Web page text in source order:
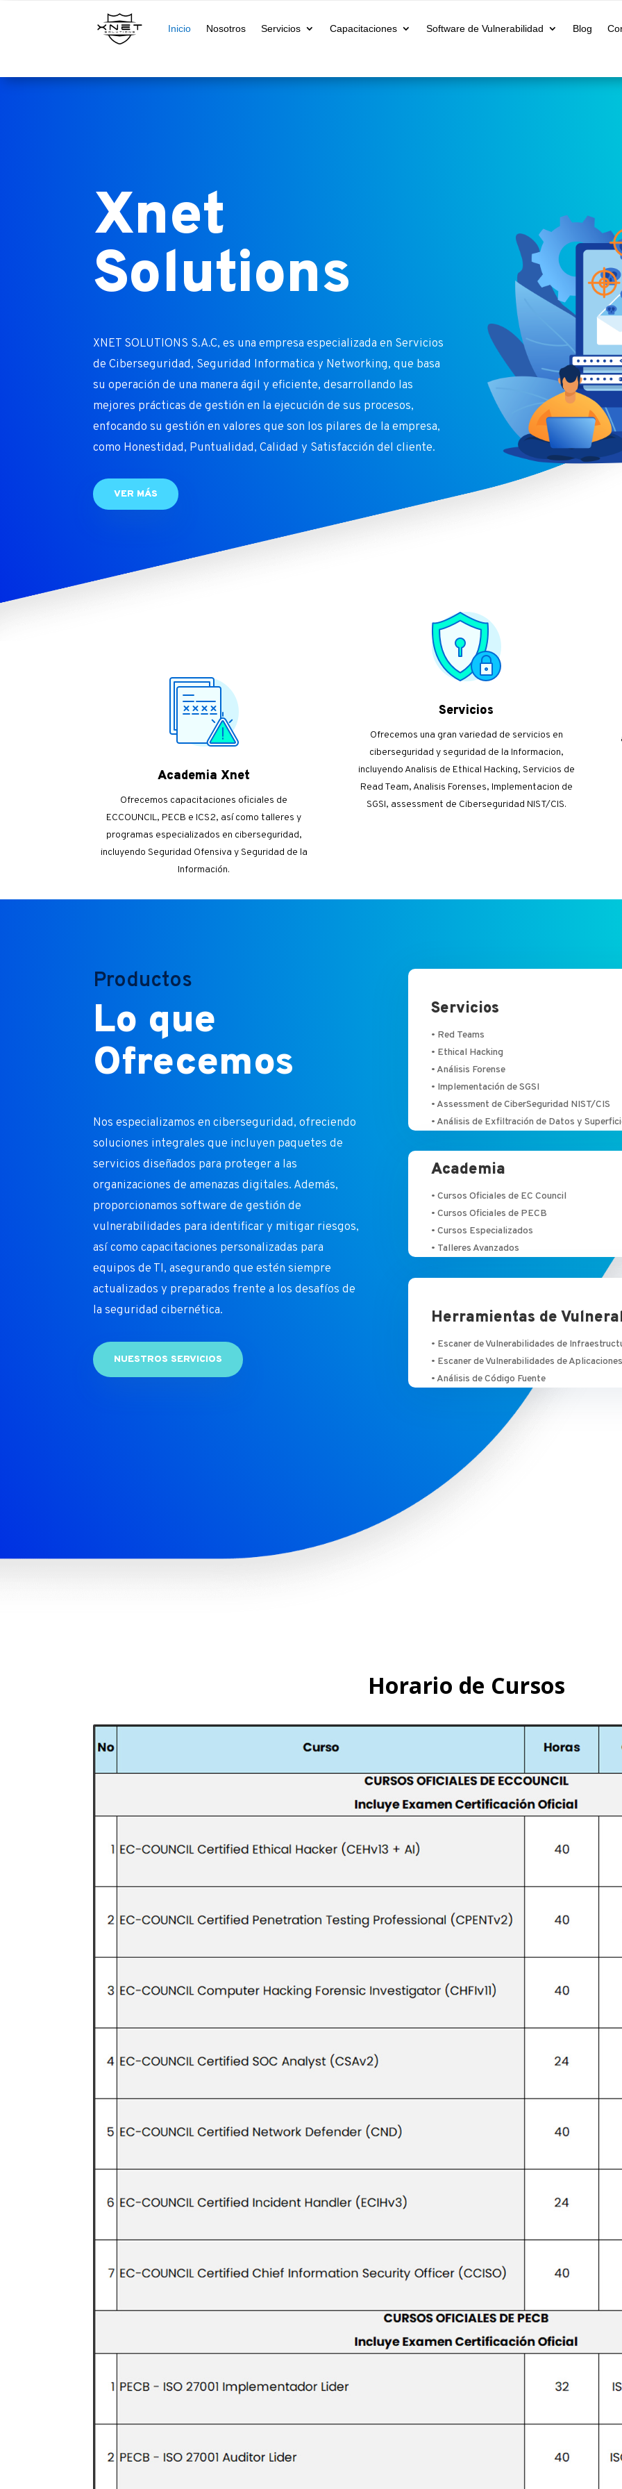
Inicio Nosotros Servicios Capacitaciones Software de Vulnerabilidad Blog
Xnet
Solutions
XNET SOLUTIONS S.A.C, es una empresa especializada en Servicios
de Ciberseguridad, Seguridad Informatica y Networking, que basa
su operación de una manera ágil y eficiente, desarrollando las
mejores prácticas de gestión en la ejecución de sus procesos,
enfocando su gestión en valores que son los pilares de la empresa,
como Honestidad, Puntualidad, Calidad y Satisfacción del cliente.
VER MÁS
Academia Xnet
Ofrecemos capacitaciones oficiales de
ECCOUNCIL, PECB e ICS2, así como talleres y
programas especializados en ciberseguridad,
incluyendo Seguridad Ofensiva y Seguridad de la
Información.
Servicios
Ofrecemos una gran variedad de servicios en
ciberseguridad y seguridad de la Informacion,
incluyendo Analisis de Ethical Hacking, Servicios de
Read Team, Analisis Forenses, Implementacion de
SGSI, assessment de Ciberseguridad NIST/CIS.
Productos
Lo que
Ofrecemos
Nos especializamos en ciberseguridad, ofreciendo
soluciones integrales que incluyen paquetes de
servicios diseñados para proteger a las
organizaciones de amenazas digitales. Además,
proporcionamos software de gestión de
vulnerabilidades para identificar y mitigar riesgos,
así como capacitaciones personalizadas para
equipos de TI, asegurando que estén siempre
actualizados y preparados frente a los desafíos de
la seguridad cibernética.
NUESTROS SERVICIOS
Servicios
• Red Teams
• Ethical Hacking
• Análisis Forense
• Implementación de SGSI
• Assessment de CiberSeguridad NIST/CIS
• Análisis de Exfiltración de Datos y
Academia
• Cursos Oficiales de EC Council
• Cursos Oficiales de PECB
• Cursos Especializados
• Talleres Avanzados
Herramientas de
• Escaner de Vulnerabilidades de
• Escaner de Vulnerabilidades de
• Análisis de Código Fuente
Horario de Cursos